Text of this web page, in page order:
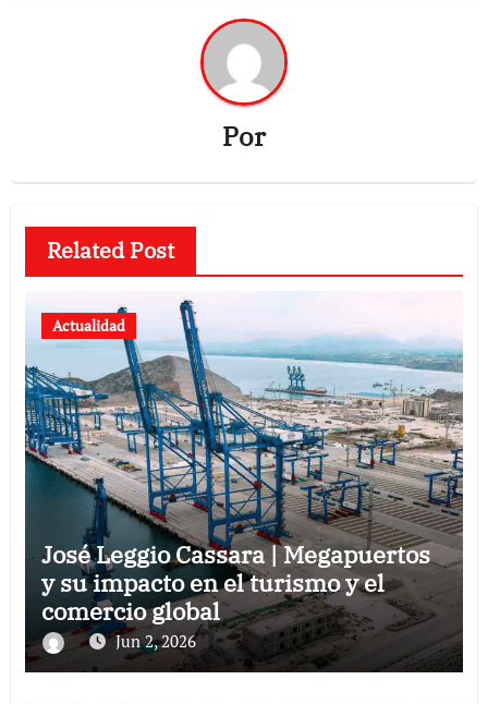
Por
Related Post
Actualidad
José Leggio Cassara | Megapuertos
y su impacto en el turismo y el
comercio global
Jun 2, 2026